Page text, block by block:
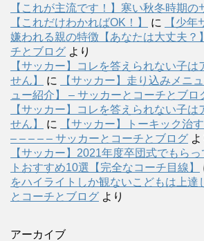
【これが主流です！】寒い秋冬時期
【これだけわかればOK！】
に
【少
嫌われる親の特徴【あなたは大丈夫？
チとブログ より
【サッカー】コレを答えられない子は
せん】
に
【サッカー】走り込みメニ
ュー紹介】 – サッカーとコーチとブロ
【サッカー】コレを答えられない子は
せん】
に
【サッカー】トーキック治
– – – – – サッカーとコーチとブログ よ
【サッカー】2021年度卒団式でもら
トおすすめ10選【完全なコーチ目線】
をハイライトしか観ないこどもは上達
とコーチとブログ より
アーカイブ